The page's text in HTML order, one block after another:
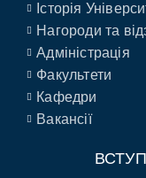
Історія
Нагороди та
Адміністрація
Факультети
Кафедри
Вакансії